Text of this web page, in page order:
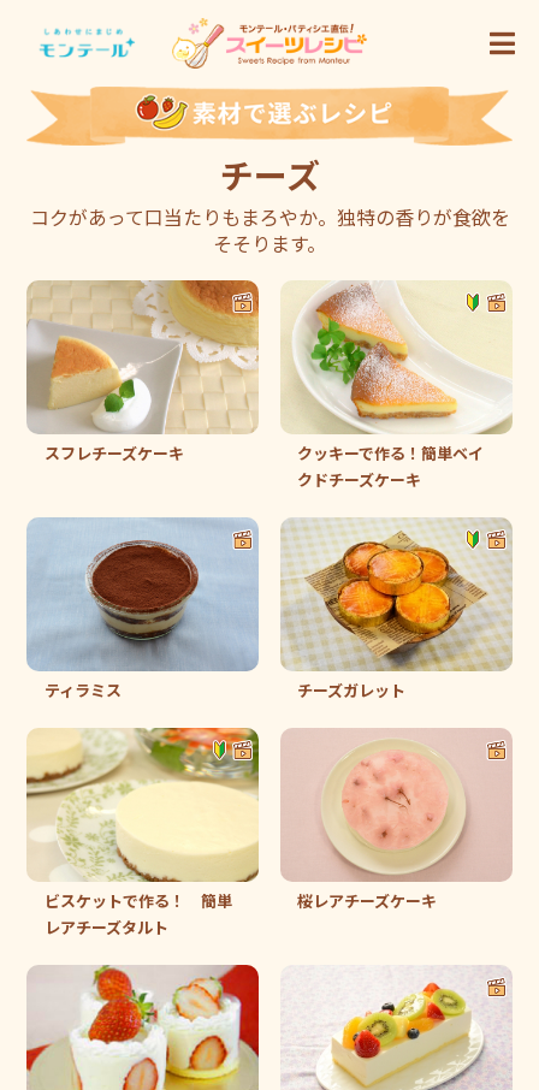
チーズ
コクがあって口当たりもまろやか。独特の香りが食欲を
そそります。
スフレチーズケーキ
クッキーで作る！簡単ベイ
クドチーズケーキ
ティラミス チーズガレット
ビスケットで作る！ 簡単
レアチーズタルト
桜レアチーズケーキ